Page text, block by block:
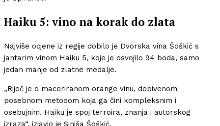
Haiku 5: vino na korak do zlata
Najviše ocjene iz regije dobilo je Dvorska vina Šoškić s
jantarim vinom Haiku 5, koje je osvojilo 94 boda, samo
jedan manje od zlatne medalje.
„Riječ je o maceriranom orange vinu, dobivenom
posebnom metodom koja ga čini kompleksnim i
osebujnim. Haiku je spoj terroira, znanja i autorskog
izraza“, izjavio je Siniša Šoškić.